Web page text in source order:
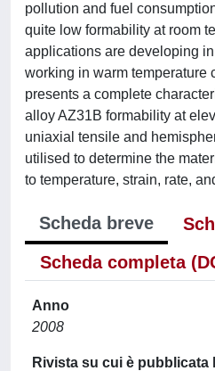
pollution and fuel
quite low formability at room
applications are developing
working in warm temperature
presents a complete
alloy AZ31B formability at
uniaxial tensile and
utilised to determine the
to temperature, strain, rate,
Scheda breve
Scheda completa
Anno
2008
Rivista su cui è pubblicata